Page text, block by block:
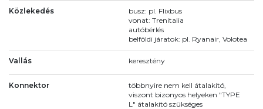
Közlekedés
busz: pl. Flixbus
vonat: Trenitalia
autóbérlés
belföldi járatok: pl. Ryanair, Volotea
Vallás keresztény
Konnektor
többnyire nem kell átalakító,
viszont bizonyos helyeken "TYPE
L" átalakító szükséges